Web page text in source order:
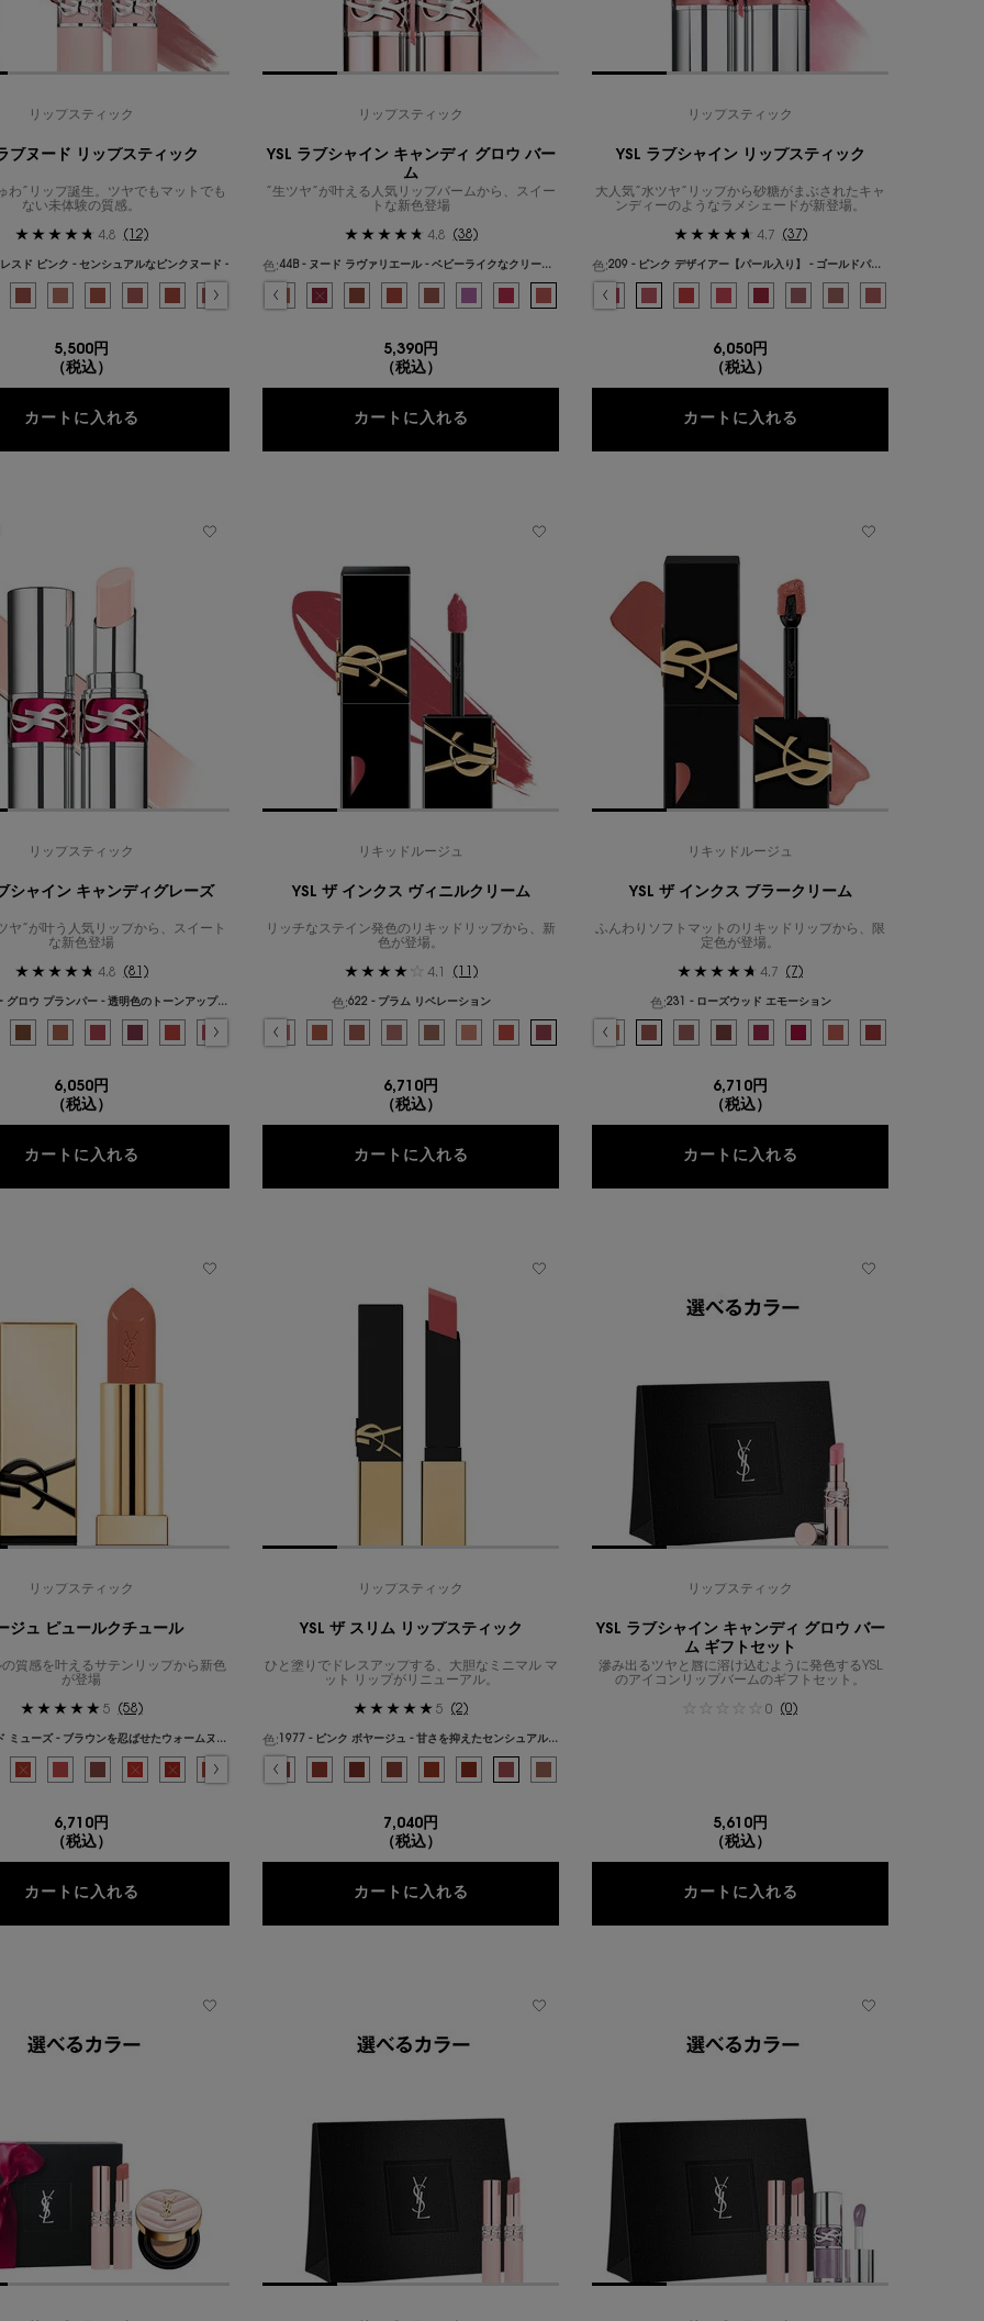
リップスティック
ブヌード リップスティック
わ”リップ誕生。ツヤでもマットでも
ない未体験の質感。
4.8 (12)
スド ピンク - センシュアルなピンクヌード -
{1} の場合
レスド ピンク - センシュアルなピンクヌード - のカラー YSL ラブヌード リップスティック、1/10
- ヌード ラヴァリエール - フレンチモードなミルキーピンク - のカラー YSL ラブヌード リップスティック、2/10
7 - イリシット ヌード - シックなローズヌード - のカラー YSL ラブヌード リップスティック、3/10
2 - サッシー ピーチ - 抜け感のあるピーチヌード - のカラー YSL ラブヌード リップスティック、4/10
3 - トープ フラート - 温かみのあるトープヌード - のカラー YSL ラブヌード リップスティック、5/10
4 - レッド ハンデッド - 高揚感を秘めたレディッシュピンク - のカラー YSL ラブヌード リップスティック、6/10
選択済み
5 - アップル シン - エネルギッシュなコーラルヌード - のカラー YSL ラブヌード リップスティック、7/10
選択済み
商品バリエーションは在庫切れです, 6 - ノーティー ピンク - 遊び心のあるクールピンク - のカラー YSL ラブヌード リップスティッ
選択済み
8 - モーヴ ヘイズ - 透明感と深みがとけあうモーヴブラウン - のカラー YSL ラブヌード リップスティック、9/10
選択済み
9 - 3AM エスプレッソ - 深みのあるエスプレッソブラウン - のカラー YSL ラブヌード リップスティック、10/10
5,500円
（税込）
カートに入れる YSL ラブヌード リップスティック
リップスティック
YSL ラブシャイン キャンディ グロウ バー
ム
”生ツヤ”が叶える人気リップバームから、スイー
トな新色登場
4.8 (38)
色: 44B - ヌード ラヴァリエール - ベビーライクなクリーミーミュートピンク
色を選択してください {1} の場合
選択済み
0B - クリスタル グロウ - ピュアに煌めくクリスタルピンク のカラー YSL ラブシャイン キャンディ グロウ バーム、1/10
選択済み
1B - ピンク サンライズ - シースルーピンクのトーンアップシェード のカラー YSL ラブシャイン キャンディ グロウ バーム、
選択済み
3B - ローズウッド ブラッシュ - ミュートトーンのアプリコットコーラル のカラー YSL ラブシャイン キャンディ グロ
選択済み
商品バリエーションは在庫切れです, 5B - ヌード クラッシュ - ディープなベリーワイン のカラー YSL ラブシャ
6B - ブラウン ヌード - ソフトなニュアンスブラウン のカラー YSL ラブシャイン キャンディ グロウ バー
7B - ヌード プレジャー - 落ち着いたレディッシュヌード のカラー YSL ラブシャイン キャンディ グ
8B - ザット ピンク - コーラルを重ねたコットンピンク のカラー YSL ラブシャイン キャンデ
10B - ラベンダー ブレイズ - ラベンダーピンクのトーンアップシェード のカラー YSL
11B - ベリー ローリー - 甘酸っぱいキャンディのようにジューシーなベリーピ
44B - ヌード ラヴァリエール - ベビーライクなクリーミーミュートピン
5,390円
（税込）
カートに入れる YSL ラブシャイン キャンディ グロウ バーム
リップスティック
YSL ラブシャイン リップスティック
大人気”水ツヤ”リップから砂糖がまぶされたキャ
ンディーのようなラメシェードが新登場。
4.7 (37)
色: 209 - ピンク デザイアー【パール入り】 - ゴールドパールが煌めくストロベリーピンク
色を選択してください {1} の場合
ークラッシュ - 熟したラズベリーのような甘美なベリージュースレッド のカラー YSL ラブシャイン リップスティック、1/26
スターダスト ラブ【パール入り】 - とろけるソルベのような煌めくシュガリーピンク のカラー YSL ラブシャイン リップスティック、2/26
12 - エレクトリック ラブ - フレッシュなピンクコーラル のカラー YSL ラブシャイン リップスティック、3/26
商品バリエーションは在庫切れです, 44 - ヌード ラヴァリエール - フレンチモードなミルキーピンク のカラー YSL ラブシャイン リップスティック、4/26
45 - コーラル クラッシュ - ビビッドなチェリーレッド のカラー YSL ラブシャイン リップスティック、5/26
80 - グロウイング ラヴァ - エキサイティングなチリレッド のカラー YSL ラブシャイン リップスティック、6/26
選択済み
122 - キャラメル スワール - イチジクのようにディープな血色ブラウン のカラー YSL ラブシャイン リップスティック、7/26
選択済み
150 - ヌード ランジェリー【パール入り】-ジューシーなミルキーピーチ のカラー YSL ラブシャイン リップスティック、8/26
選択済み
154 - ラブ ベリー - ほんのりモーブなラズベリーレッド のカラー YSL ラブシャイン リップスティック、9/26
選択済み
163 - ラズベリー クラッシュ - ジューシーなラズベリーピンク のカラー YSL ラブシャイン リップスティック、10/26
選択済み
200 - ロージー サンド - ロージーなサンドベージュ のカラー YSL ラブシャイン リップスティック、11/26
201 - ローズウッド ブラッシュ - クリアなローズウッドベージュ のカラー YSL ラブシャイン リップスティ
202 - ピーチー グロウ - シュガーレスなダスティピーチ のカラー YSL ラブシャイン リップスティッ
203 - ブラッシュド マーロウ - ミルキーなモーブプラム のカラー YSL ラブシャイン リップス
204 - メルテッド ハニー - とろけるテンダーハニーベージュ のカラー YSL ラブシャイ
205 - ヌード セルフ - クリーミーなマロンベージュ のカラー YSL ラブシャイン
206 - スパイシー アフェア - スパイシーなバーガンディレッド のカラー
選択済み
207 - シニック ブラウン - モードなカカオブラウン のカラー YSL ラ
6,050円
（税込）
カートに入れる
リップスティック
シャイン キャンディグレーズ
ヤ”が叶う人気リップから、スイート
な新色登場
4.8 (81)
2 ヘルシー グロウ プランパー - 透明色のトーンアッププランパー
{1} の場合
タル グレーズ - ジューシーに瞬くクリスタルシアー のカラー YSL ラブシャイン キャンディグレーズ、1/15
ヘルシー グロウ プランパー - 透明色のトーンアッププランパー のカラー YSL ラブシャイン キャンディグレーズ、2/15
3 カカオ ノーパウンダリー - スパイシーなチョコレートブラウン のカラー YSL ラブシャイン キャンディグレーズ、3/15
4 ヌード プレジャー - スウィートなキャラメルナッツ のカラー YSL ラブシャイン キャンディグレーズ、4/15
5 ピンク サティスファクション - 甘くとろけるストロベリーミルク のカラー YSL ラブシャイン キャンディグレーズ、5/15
6 バーガンディ テンプテーション - ビターなフレッシュチェリー のカラー YSL ラブシャイン キャンディグレーズ、6/15
選択済み
11 - レッド スリル - とろけるハニーアプリコット のカラー YSL ラブシャイン キャンディグレーズ、7/15
選択済み
13 - フラッシング ローズ - フレッシュなピーチローズ のカラー YSL ラブシャイン キャンディグレーズ、8/15
選択済み
14 - シニック ブラウン - リッチでクリーミーなモカブラウン のカラー YSL ラブシャイン キャンディグレーズ、9/15
15 - ショーケーシング ヌード - イチジクのようなテンダーピンク のカラー YSL ラブシャイン キャンディグレーズ、
16 - ウォーターメロン ハイ - ドラマチックなローズピンク のカラー YSL ラブシャイン キャンディグレーズ、
17 - ストロベリー クラウド - 鮮やかなストロベリーピンク のカラー YSL ラブシャイン キャンディグレー
18 - バブル ガム - バブルガムのように甘いピュアピンク のカラー YSL ラブシャイン キャンディグ
19 - ソルテッド キャラメル - キャラメルのように濃厚なトフィーブラウン のカラー YSL ラ
44 - ヌード ラヴァリエール - フレンチモードなミルキーピンク のカラー YSL ラブシ
6,050円
（税込）
カートに入れる YSL ラブシャイン キャンディグレーズ
リキッドルージュ
YSL ザ インクス ヴィニルクリーム
リッチなステイン発色のリキッドリップから、新
色が登場。
4.1 (11)
色:622 - プラム リベレーション
色を選択してください {1} の場合
44 - ヌード ラヴァリエール のカラー YSL ザ インクス ヴィニルクリーム、1/14
403 - フューシャ ディメンション のカラー YSL ザ インクス ヴィニルクリーム、2/14
416 - チリ プロヴォケーション のカラー YSL ザ インクス ヴィニルクリーム、3/14
選択済み
440 - ブラッシュ コネクション のカラー YSL ザ インクス ヴィニルクリーム、4/14
選択済み
443 - ポップ ザ ヌード のカラー YSL ザ インクス ヴィニルクリーム、5/14
選択済み
444 - ディジー ベリー のカラー YSL ザ インクス ヴィニルクリーム、6/14
445 - リングミー ピンク のカラー YSL ザ インクス ヴィニルクリーム、7/14
446 - スパイスド シークレット のカラー YSL ザ インクス ヴィニルクリーム、8/14
610 - ヌード チャンピオン のカラー YSL ザ インクス ヴィニルクリーム、9/14
611 - モーヴ プロヴォケーション のカラー YSL ザ インクス ヴィニルクリーム、10/14
614 - ブラウン イグニション のカラー YSL ザ インクス ヴィニルクリーム、11/14
620 - ピーチ サブバージョン のカラー YSL ザ インクス ヴィニルクリーム、12/14
621 - レッド アドレーション のカラー YSL ザ インクス ヴィニルクリーム、13/
622 - プラム リベレーション のカラー YSL ザ インクス ヴィニルクリーム
6,710円
（税込）
カートに入れる YSL ザ インクス ヴィニルクリーム
リキッドルージュ
YSL ザ インクス ブラークリーム
ふんわりソフトマットのリキッドリップから、限
定色が登場。
4.7 (7)
色:231 - ローズウッド エモーション
色を選択してください {1} の場合
44 - ヌード ラヴァリエ―ル のカラー YSL ザ インクス ブラークリーム、1/13
201 - レッド インビテーション のカラー YSL ザ インクス ブラークリーム、2/13
202 - コーラル センセーション のカラー YSL ザ インクス ブラークリーム、3/13
216 - ピンク ドミネーション のカラー YSL ザ インクス ブラークリーム、4/
選択済み
220 - ストロベリー スリル【限定色】 のカラー YSL ザ インクス ブ
6,710円
（税込）
カートに入れる
リップスティック
ジュ ピュールクチュール
の質感を叶えるサテンリップから新色
が登場
5 (58)
NM ヌード ミューズ - ブラウンを忍ばせたウォームヌード
{1} の場合
ピュールクチュール、1/36
イエローを含んだピンクヌード のカラー ルージュ ピュールクチュール、2/36
ルージュ ピュールクチュール、3/36
のカラー ルージュ ピュールクチュール、4/36
せたブライトヌード のカラー ルージュ ピュールクチュール、5/36
せるサーモンピンク のカラー ルージュ ピュールクチュール、6/36
に馴染むモーヴヌード のカラー ルージュ ピュールクチュール、7/36
れです, N13 エフォートレス マルーン - 個性を宿すディープブラウン のカラー ルージュ ピュールクチュール、8/36
- センシュアルなミスティローズ のカラー ルージュ ピュールクチュール、9/36
ョンは在庫切れです, N15 ヌード セルフ - シックで洗練をもたらすスモーキーピンク のカラー ルージュ ピュールクチュール、10/36
ド ラヴァリエール - フレンチモードなダスティピンク のカラー ルージュ ピュールクチュール、11/36
択済みヌード ミューズ - ブラウンを忍ばせたウォームヌード のカラー ルージュ ピュールクチュール、12/36
選択済み
商品バリエーションは在庫切れです, O1 ワイルド シナモン - 透明感のあるシナモンオレンジ のカラー ルージュ ピュールクチュール、13/36
O7 トランスグレッシブ コーラル - 弾けるようなコーラルオレンジ のカラー ルージュ ピュールクチュール、14/36
選択済み
O8 ビトゥン ブラウン - シックに決まるブリックモーヴ のカラー ルージュ ピュールクチュール、15/36
選択済み
商品バリエーションは在庫切れです, O13 ル オレンジ - シアーなブラッドオレンジ のカラー ルージュ ピュールクチュール、16/36
選択済み
商品バリエーションは在庫切れです, O83 ファイアリー レッド - 燃えるようなトゥルーオレンジ のカラー ルージュ ピュールクチュール
選択済み
商品バリエーションは在庫切れです, O154 オレンジ ファタール - クリーミーなテラコッタ オレンジ のカラー ルージュ ピュール
選択済み
OM オレンジ ミューズ - フレッシュなグレープフルーツオレンジ のカラー ルージュ ピュールクチュール、19/36
6,710円
（税込）
カートに入れる ルージュ ピュールクチュール
リップスティック
YSL ザ スリム リップスティック
ひと塗りでドレスアップする、大胆なミニマル マ
ット リップがリニューアル。
5 (2)
色: 1977 - ピンク ボヤージュ - 甘さを抑えたセンシュアルなモダンピンク
色を選択してください {1} の場合
選択済み
23 - ヌード ブラウス - 気品を宿す柔らかなピーチヌード のカラー YSL ザ スリム リップスティック、1/10
選択済み
25 - ヌード カサンドラ - 存在感を放つスタイリッシュなカカオブラウン のカラー YSL ザ スリム リップスティック、2/10
7,040円
（税込）
カートに入れる YSL ザ スリム リップスティック
リップスティック
YSL ラブシャイン キャンディ グロウ バー
ム ギフトセット
滲み出るツヤと唇に溶け込むように発色するYSL
のアイコンリップバームのギフトセット。
0 (0)
5,610円
（税込）
カートに入れる